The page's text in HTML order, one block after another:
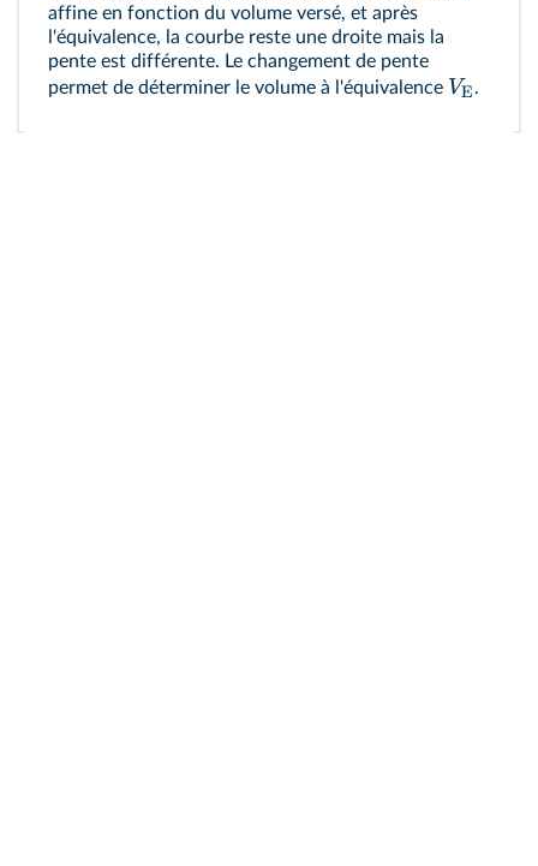
affine en fonction du volume versé, et après
l'équivalence, la courbe reste une droite mais la
pente est différente. Le changement de pente
permet de déterminer le volume à l'équivalence VE.